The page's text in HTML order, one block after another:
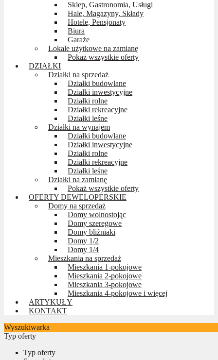
Sklep, Gastronomia, Usługi
Hale, Magazyny, Składy
Hotele, Pensjonaty
Biura
Garaże
Lokale użytkowe na zamianę
Pokaż wszystkie oferty
DZIAŁKI
Działki na sprzedaż
Działki budowlane
Działki inwestycyjne
Działki rolne
Działki rekreacyjne
Działki leśne
Działki na wynajem
Działki budowlane
Działki inwestycyjne
Działki rolne
Działki rekreacyjne
Działki leśne
Działki na zamianę
Pokaż wszystkie oferty
OFERTY DEWELOPERSKIE
Domy na sprzedaż
Domy wolnostojąc
Domy szeregowe
Domy bliźniaki
Domy 1/2
Domy 1/4
Mieszkania na sprzedaż
Mieszkania 1-pokojowe
Mieszkania 2-pokojowe
Mieszkania 3-pokojowe
Mieszkania 4-pokojowe i więcej
ARTYKUŁY
KONTAKT
Wyszukiwarka
Typ oferty
Typ oferty